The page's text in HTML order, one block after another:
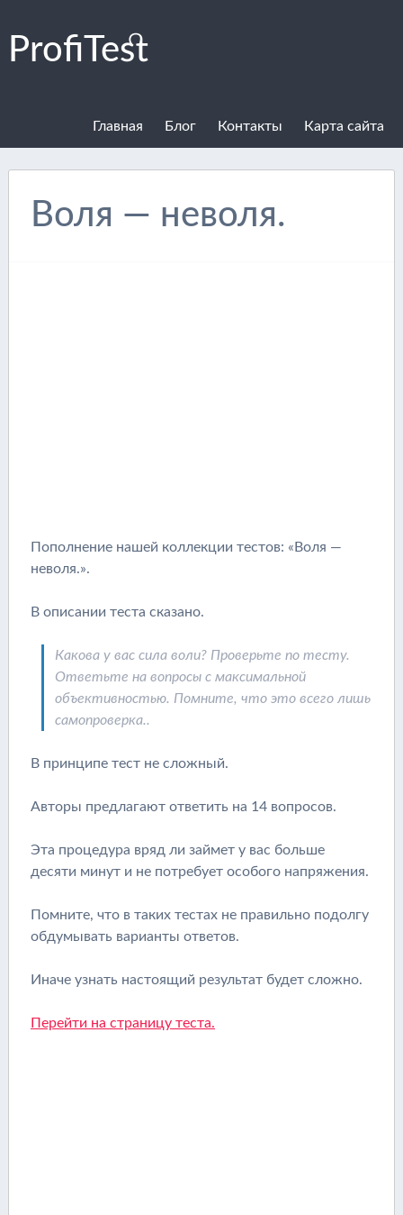
ProfiTest
Карта сайта
Контакты
Блог
Главная
Воля — неволя.
Пополнение нашей коллекции тестов: «Воля —
неволя.».
В описании теста сказано.
Какова у вас сила воли? Проверьте по тесту.
Ответьте на вопросы с максимальной
объективностью. Помните, что это всего лишь
самопроверка..
В принципе тест не сложный.
Авторы предлагают ответить на 14 вопросов.
Эта процедура вряд ли займет у вас больше
десяти минут и не потребует особого напряжения.
Помните, что в таких тестах не правильно подолгу
обдумывать варианты ответов.
Иначе узнать настоящий результат будет сложно.
Перейти на страницу теста.